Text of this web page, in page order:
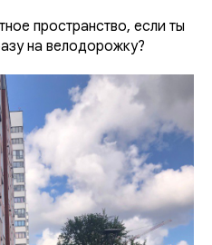
пространство, если ты
на велодорожку?